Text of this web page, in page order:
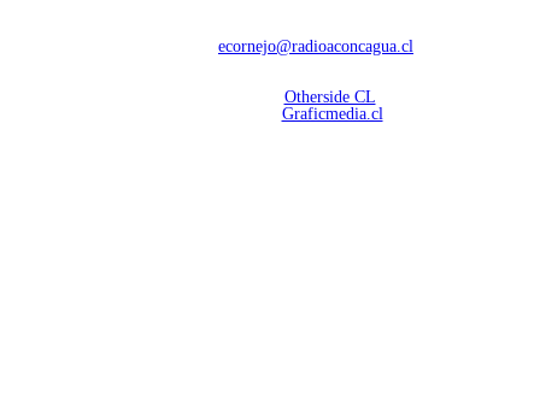
ecornejo@radioaconcagua.cl
Otherside CL
Graficmedia.cl